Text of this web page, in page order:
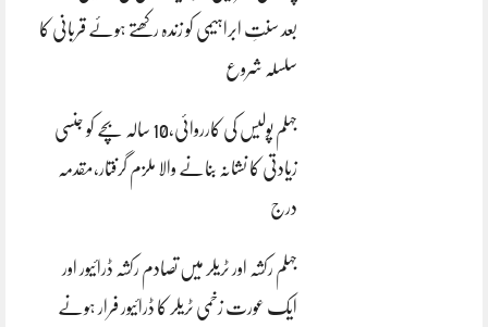
بعد سنتِ ابراہیمی کو زندہ رکھتے ہوئے قربانی کا
سلسلہ شروع
جہلم پولیس کی کارروائی،10 سالہ بچے کو جنسی
زیادتی کا نشانہ بنانے والا ملزم گرفتار،مقدمہ
درج
جہلم رکشہ اور ٹریلر میں تصادم رکشہ ڈرائیور اور
ایک عورت زخمی ٹریلر کا ڈرائیور فرار ہونے